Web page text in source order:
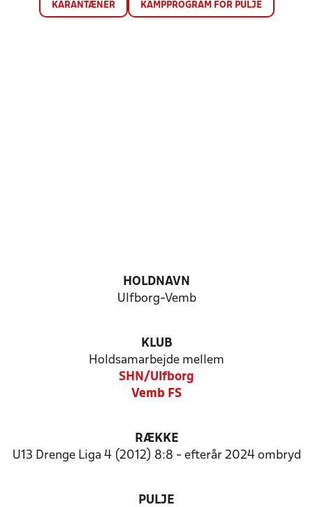
KARANTÆNER KAMPPROGRAM FOR PULJE
HOLDNAVN
Ulfborg-Vemb
KLUB
Holdsamarbejde mellem
SHN/Ulfborg
Vemb FS
RÆKKE
U13 Drenge Liga 4 (2012) 8:8 - efterår 2024 ombryd
PULJE